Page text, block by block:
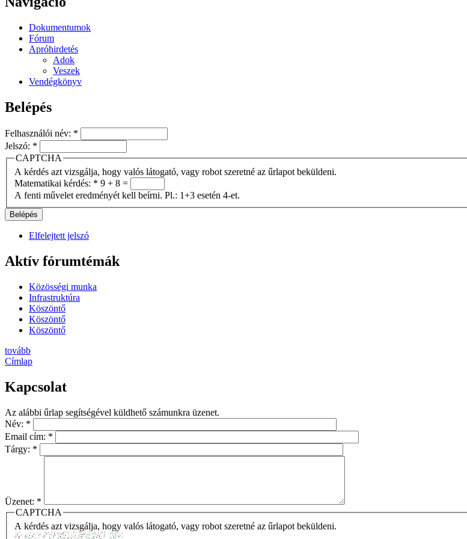
Dokumentumok
Fórum
Apróhirdetés
Adok
Veszek
Vendégkönyv
Belépés
Felhasználói név: *
Jelszó: *
CAPTCHA
A kérdés azt vizsgálja, hogy valós látogató, vagy robot szeretné az űrlapot beküldeni.
Matematikai kérdés: * 9 + 8 =
A fenti művelet eredményét kell beírni. Pl.: 1+3 esetén 4-et.
Elfelejtett jelszó
Aktív fórumtémák
Közösségi munka
Infrastruktúra
Köszöntő
Köszöntő
Köszöntő
tovább
Címlap
Kapcsolat
Az alábbi űrlap segítségével küldhető számunkra üzenet.
Név: *
Email cím: *
Tárgy: *
Üzenet: *
CAPTCHA
A kérdés azt vizsgálja, hogy valós látogató, vagy robot szeretné az űrlapot beküldeni.